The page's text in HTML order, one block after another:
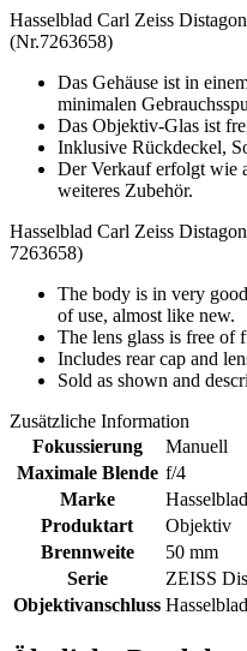
Hasselblad Carl Zeiss
(Nr.7263658)
Das Gehäuse ist in
minimalen
Das Objektiv-Glas ist
Inklusive Rückdeckel,
Der Verkauf erfolgt wie
weiteres Zubehör.
Hasselblad Carl Zeiss
7263658)
The body is in very
of use, almost like new.
The lens glass is free of
Includes rear cap and
Sold as shown and
Zusätzliche Information
Fokussierung
Manuell
Maximale Blende f/4
Marke
Hasselblad
Produktart
Objektiv
Brennweite
50 mm
Serie
ZEISS
Objektivanschluss Hasselblad